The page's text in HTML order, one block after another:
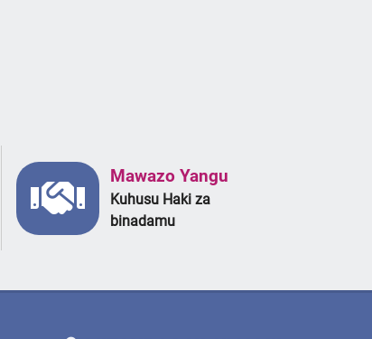
Mawazo Yangu
Kuhusu Haki za
binadamu